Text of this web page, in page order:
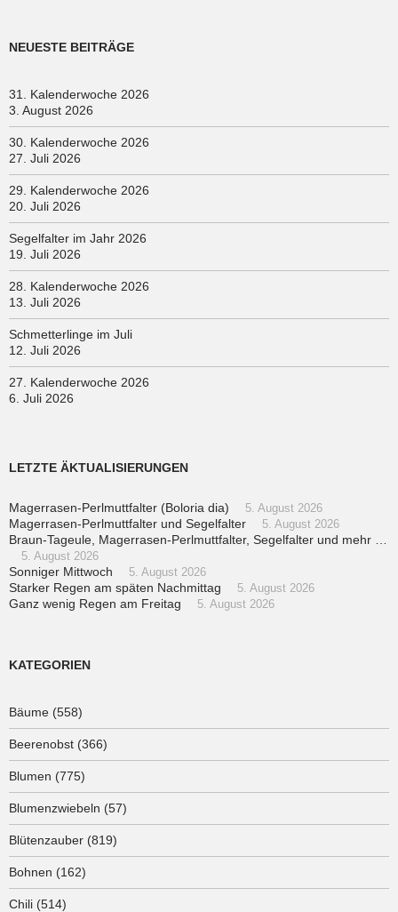
NEUESTE BEITRÄGE
31. Kalenderwoche 2026
3. August 2026
30. Kalenderwoche 2026
27. Juli 2026
29. Kalenderwoche 2026
20. Juli 2026
Segelfalter im Jahr 2026
19. Juli 2026
28. Kalenderwoche 2026
13. Juli 2026
Schmetterlinge im Juli
12. Juli 2026
27. Kalenderwoche 2026
6. Juli 2026
LETZTE ÄKTUALISIERUNGEN
Magerrasen-Perlmuttfalter (Boloria dia) 5. August 2026
Magerrasen-Perlmuttfalter und Segelfalter 5. August 2026
Braun-Tageule, Magerrasen-Perlmuttfalter, Segelfalter und mehr …
5. August 2026
Sonniger Mittwoch 5. August 2026
Starker Regen am späten Nachmittag 5. August 2026
Ganz wenig Regen am Freitag 5. August 2026
KATEGORIEN
Bäume (558)
Beerenobst (366)
Blumen (775)
Blumenzwiebeln (57)
Blütenzauber (819)
Bohnen (162)
Chili (514)